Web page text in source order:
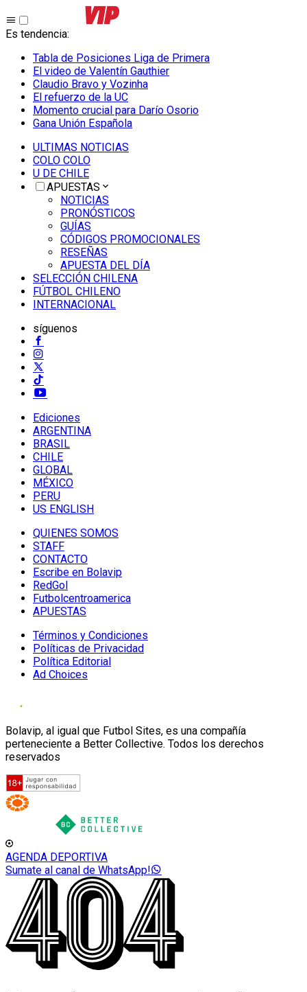
Es tendencia:
Tabla de Posiciones Liga de Primera
El video de Valentín Gauthier
Claudio Bravo y Vozinha
El refuerzo de la UC
Momento crucial para Darío Osorio
Gana Unión Española
ULTIMAS NOTICIAS
COLO COLO
U DE CHILE
APUESTAS
NOTICIAS
PRONÓSTICOS
GUÍAS
CÓDIGOS PROMOCIONALES
RESEÑAS
APUESTA DEL DÍA
SELECCIÓN CHILENA
FÚTBOL CHILENO
INTERNACIONAL
síguenos
Ediciones
ARGENTINA
BRASIL
CHILE
GLOBAL
MÉXICO
PERU
US ENGLISH
QUIENES SOMOS
STAFF
CONTACTO
Escribe en Bolavip
RedGol
Futbolcentroamerica
APUESTAS
Términos y Condiciones
Políticas de Privacidad
Política Editorial
Ad Choices
Bolavip, al igual que Futbol Sites, es una compañía
perteneciente a Better Collective. Todos los derechos
reservados
AGENDA DEPORTIVA
Sumate al canal de WhatsApp!